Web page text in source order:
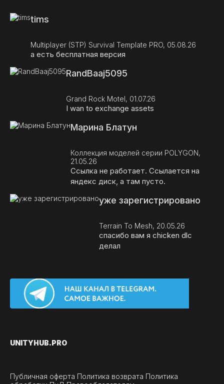
tims
Multiplayer (STP) Survival Template PRO, 05.08.26
а есть бесплатная версия
RandBaaj5095
Grand Rock Motel, 01.07.26
I wan to exchange assets
Марина Блатун
Коллекция моделей серии POLYGON,
21.05.26
Ссылка не работает. Ссылается на
яндекс диск, а там пусто.
уже зарегистрировано
Terrain To Mesh, 20.05.26
спасибо вам я chicken dlc
делал
UNITYHUB.PRO
Публичная оферта Политика возврата Политика